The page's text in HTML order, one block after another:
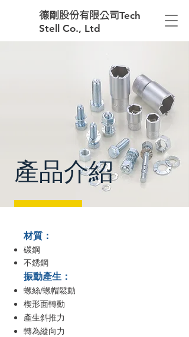
德剛股份有限公司Tech
Stell Co., Ltd
​產品介紹
材質：
碳鋼
不銹鋼
振動產生：
螺絲/螺帽鬆動
楔形面轉動
產生斜推力
轉為縱向力